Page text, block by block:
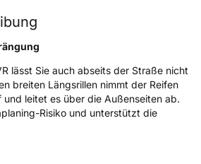
lässt Sie auch abseits der Straße nicht
breiten Längsrillen nimmt der Reifen
leitet es über die Außenseiten ab.
Risiko und unterstützt die